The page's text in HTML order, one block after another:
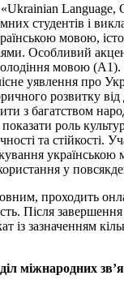
Language,
студентів і
мовою,
Особливий
мовою
уявлення про
розвитку
з багатством
роль
та стійкості.
українською
у
проходить
Після
із зазначенням
міжнародних